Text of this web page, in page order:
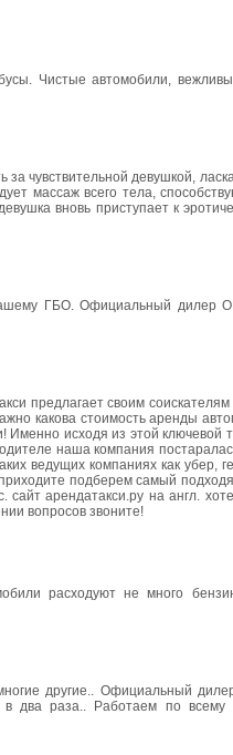
Чистые автомобили,
чувствительной девушкой,
массаж всего тела,
вновь приступает к
ГБО. Официальный дилер
предлагает своим
какова стоимость аренды
Именно исходя из этой ключевой
наша компания
ведущих компаниях как убер,
приходите подберем самый
арендатакси.ру на англ.
вопросов звоните!
расходуют не много
другие.. Официальный
в два раза.. Работаем по всему